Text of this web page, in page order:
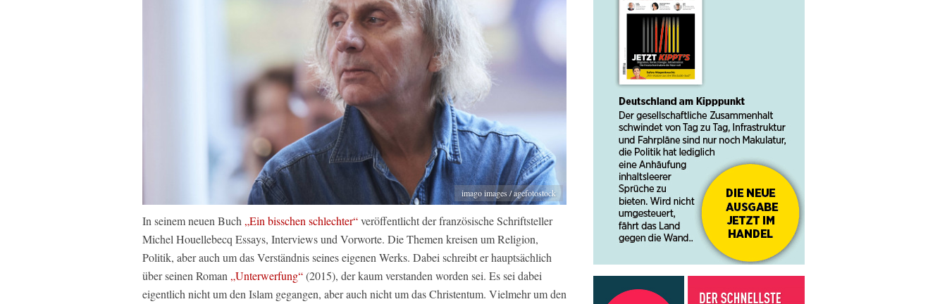
imago images / agefotostock
In seinem neuen Buch „Ein bisschen schlechter“veröffentlicht der französische Schriftsteller
Michel Houellebecq Essays, Interviews und Vorworte. Die Themen kreisen um Religion,
Politik, aber auch um das Verständnis seines eigenen Werks. Dabei schreibt er hauptsächlich
über seinen Roman „Unterwerfung“(2015), der kaum verstanden worden sei. Es sei dabei
eigentlich nicht um den Islam gegangen, aber auch nicht um das Christentum. Vielmehr um den